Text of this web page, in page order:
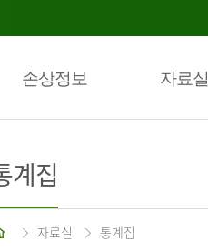
손상정보 자료실
계집
홈 자료실 통계집